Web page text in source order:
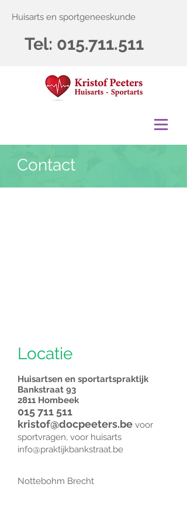
Huisarts en sportgeneeskunde
Tel: 015.711.511
Contact
Locatie
Huisartsen en sportartspraktijk
Bankstraat 93
2811 Hombeek
015 711 511
kristof@docpeeters.be voor
sportvragen, voor huisarts
info@praktijkbankstraat.be
Nottebohm Brecht